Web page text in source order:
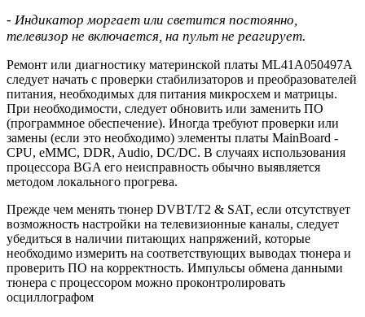
- Индикатор моргает или светится постоянно,
телевизор не включается, на пульт не реагирует.
Ремонт или диагностику материнской платы ML41A050497A
следует начать с проверки стабилизаторов и преобразователей
питания, необходимых для питания микросхем и матрицы.
При необходимости, следует обновить или заменить ПО
(программное обеспечение). Иногда требуют проверки или
замены (если это необходимо) элементы платы MainBoard -
CPU, eMMC, DDR, Audio, DC/DC. В случаях использования
процессора BGA его неисправность обычно выявляется
методом локального прогрева.
Прежде чем менять тюнер DVBT/T2 & SAT, если отсутствует
возможность настройки на телевизионные каналы, следует
убедиться в наличии питающих напряжений, которые
необходимо измерить на соответствующих выводах тюнера и
проверить ПО на корректность. Импульсы обмена данными
тюнера с процессором можно проконтролировать
осциллографом